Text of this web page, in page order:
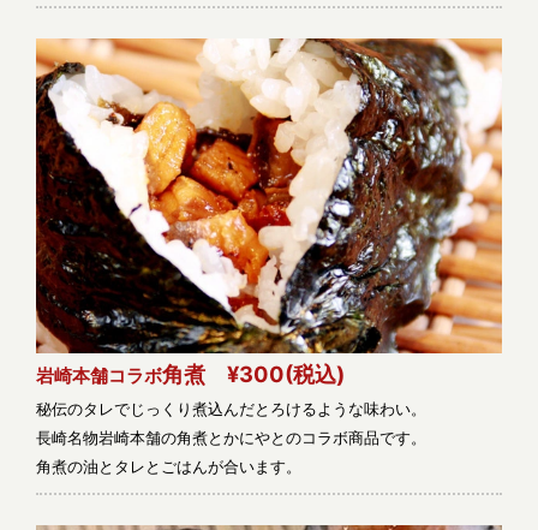
岩崎本舗コラボ角煮 ¥300(税込)
秘伝のタレでじっくり煮込んだとろけるような味わい。
長崎名物岩崎本舗の角煮とかにやとのコラボ商品です。
角煮の油とタレとごはんが合います。